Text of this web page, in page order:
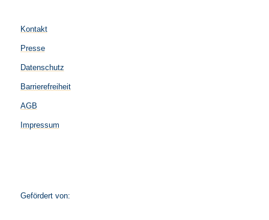
Kontakt
Presse
Datenschutz
Barrierefreiheit
AGB
Impressum
Gefördert von: